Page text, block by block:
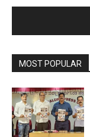
MOST POPULAR